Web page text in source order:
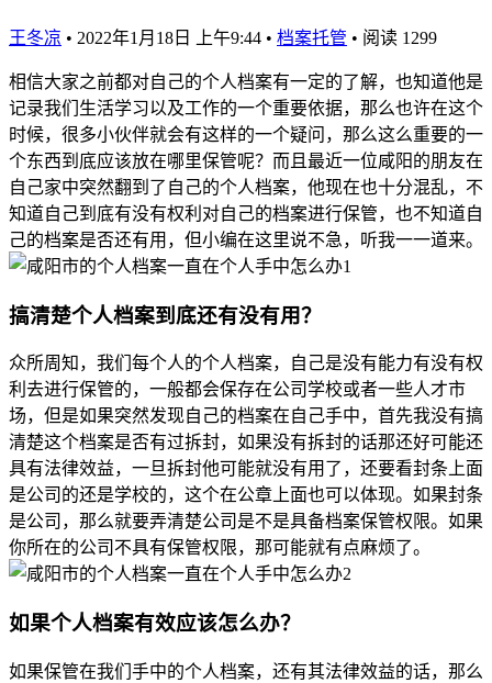
王冬凉 • 2022年1月18日 上午9:44 • 档案托管 • 阅读 1299
相信大家之前都对自己的个人档案有一定的了解，也知道他是
记录我们生活学习以及工作的一个重要依据，那么也许在这个
时候，很多小伙伴就会有这样的一个疑问，那么这么重要的一
个东西到底应该放在哪里保管呢？而且最近一位咸阳的朋友在
自己家中突然翻到了自己的个人档案，他现在也十分混乱，不
知道自己到底有没有权利对自己的档案进行保管，也不知道自
己的档案是否还有用，但小编在这里说不急，听我一一道来。
搞清楚个人档案到底还有没有用？
众所周知，我们每个人的个人档案，自己是没有能力有没有权
利去进行保管的，一般都会保存在公司学校或者一些人才市
场，但是如果突然发现自己的档案在自己手中，首先我没有搞
清楚这个档案是否有过拆封，如果没有拆封的话那还好可能还
具有法律效益，一旦拆封他可能就没有用了，还要看封条上面
是公司的还是学校的，这个在公章上面也可以体现。如果封条
是公司，那么就要弄清楚公司是不是具备档案保管权限。如果
你所在的公司不具有保管权限，那可能就有点麻烦了。
如果个人档案有效应该怎么办？
如果保管在我们手中的个人档案，还有其法律效益的话，那么